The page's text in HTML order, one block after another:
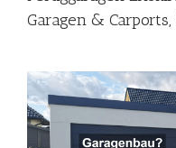
Garagen & Carports,